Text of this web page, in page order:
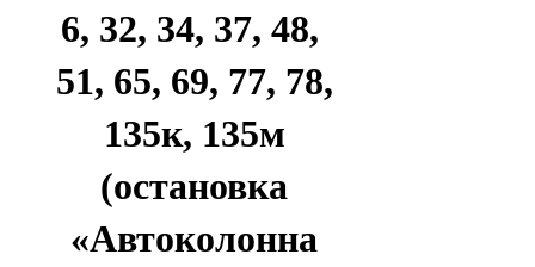
6, 32, 34, 37, 48,
51, 65, 69, 77, 78,
135к, 135м
(остановка
«Автоколонна